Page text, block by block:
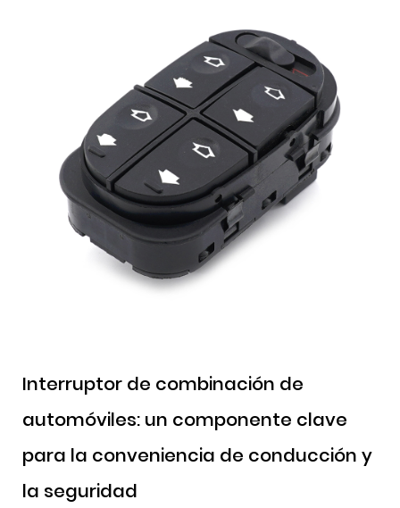
Interruptor de combinación de
automóviles: un componente clave
para la conveniencia de conducción y
la seguridad